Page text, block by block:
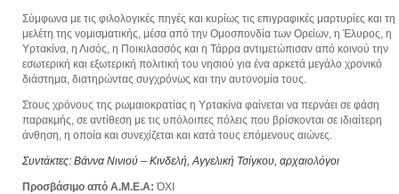
Σύμφωνα με τις φιλολογικές πηγές και κυρίως τις επιγραφικές μαρτυρίες και τη
μελέτη της νομισματικής, μέσα από την Ομοσπονδία των Ορείων, η Έλυρος, η
Υρτακίνα, η Λισός, η Ποικιλασσός και η Τάρρα αντιμετώπισαν από κοινού την
εσωτερική και εξωτερική πολιτική του νησιού για ένα αρκετά μεγάλο χρονικό
διάστημα, διατηρώντας συγχρόνως και την αυτονομία τους.
Στους χρόνους της ρωμαιοκρατίας η Υρτακίνα φαίνεται να περνάει σε φάση
παρακμής, σε αντίθεση με τις υπόλοιπες πόλεις που βρίσκονται σε ιδιαίτερη
άνθηση, η οποία και συνεχίζεται και κατά τους επόμενους αιώνες.
Συντάκτες: Βάννα Νινιού – Κινδελή, Αγγελική Τσίγκου, αρχαιολόγοι
Προσβάσιμο από Α.Μ.Ε.Α: ΌΧΙ